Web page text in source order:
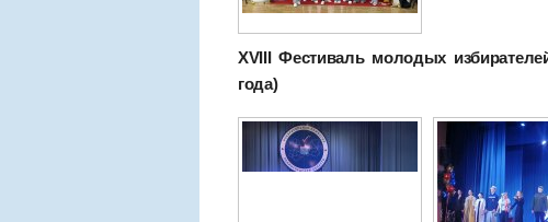
XVIII Фестиваль молодых
года)